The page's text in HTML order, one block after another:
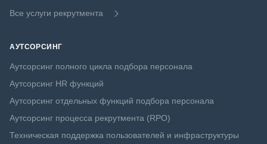
Все услуги рекрутмента
АУТСОРСИНГ
Аутсорсинг полного цикла подбора персонала
Аутсорсинг HR функций
Аутсорсинг отдельных функций подбора персонала
Аутсорсинг процесса рекрутмента (RPO)
Техническая поддержка пользователей и инфраструктуры